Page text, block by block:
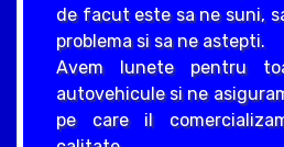
de facut este sa ne suni,
problema si sa ne astepti.
Avem lunete pentru
autovehicule si ne
pe care il